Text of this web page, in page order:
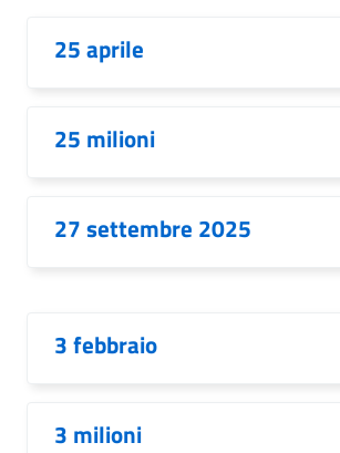
25 aprile
25 milioni
27 settembre 2025
3 febbraio
3 milioni